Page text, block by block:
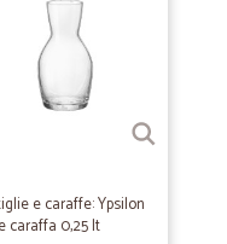
e caraffe: Ypsilon
caraffa 0,25 lt